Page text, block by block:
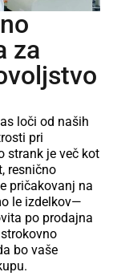
za
loči od naših
pri
strank je več kot
resnično
pričakovanj na
le izdelkov—
po prodajna
bo vaše